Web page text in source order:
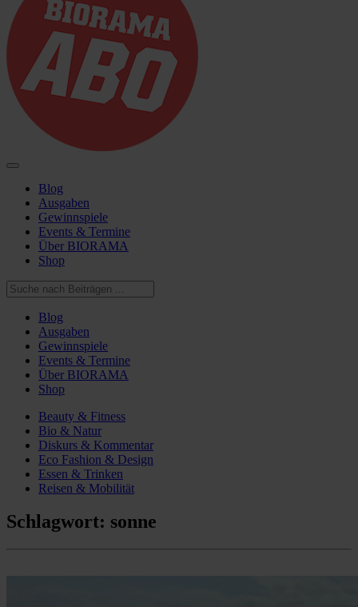
Blog
Ausgaben
Gewinnspiele
Events & Termine
Über BIORAMA
Shop
Blog
Ausgaben
Gewinnspiele
Events & Termine
Über BIORAMA
Shop
Beauty & Fitness
Bio & Natur
Diskurs & Kommentar
Eco Fashion & Design
Essen & Trinken
Reisen & Mobilität
Schlagwort: sonne